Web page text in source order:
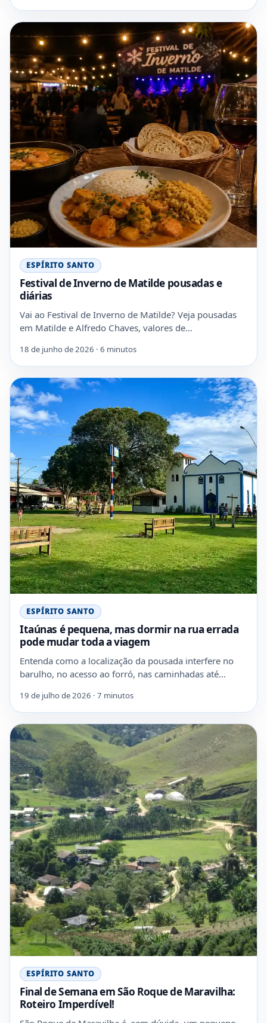
ESPÍRITO SANTO
Festival de Inverno de Matilde pousadas e
diárias
Vai ao Festival de Inverno de Matilde? Veja pousadas
em Matilde e Alfredo Chaves, valores de…
18 de junho de 2026 · 6 minutos
ESPÍRITO SANTO
Itaúnas é pequena, mas dormir na rua errada
pode mudar toda a viagem
Entenda como a localização da pousada interfere no
barulho, no acesso ao forró, nas caminhadas até…
19 de julho de 2026 · 7 minutos
ESPÍRITO SANTO
Final de Semana em São Roque de Maravilha:
Roteiro Imperdível!